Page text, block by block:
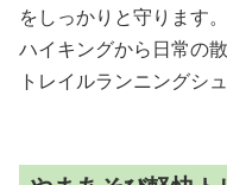
をしっかりと守ります。
ハイキングから日常の
トレイルランニングシ